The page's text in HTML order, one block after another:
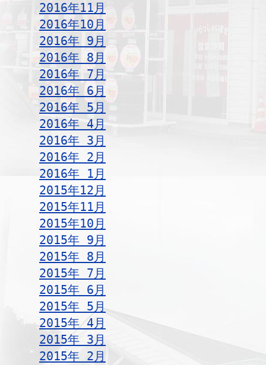
2016年11月
2016年10月
2016年 9月
2016年 8月
2016年 7月
2016年 6月
2016年 5月
2016年 4月
2016年 3月
2016年 2月
2016年 1月
2015年12月
2015年11月
2015年10月
2015年 9月
2015年 8月
2015年 7月
2015年 6月
2015年 5月
2015年 4月
2015年 3月
2015年 2月